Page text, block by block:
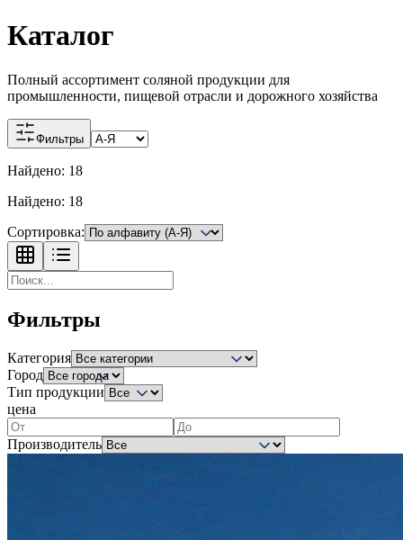
Каталог
Полный ассортимент соляной продукции для
промышленности, пищевой отрасли и дорожного хозяйства
Фильтры
Найдено: 18
Найдено: 18
Сортировка:
Фильтры
Категория
Город
Тип продукции
цена
Производитель